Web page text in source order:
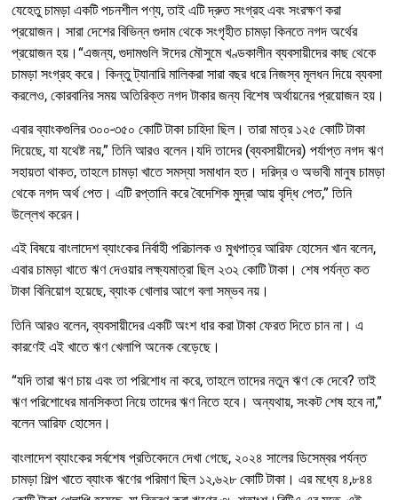
যেহেতু চামড়া একটি পচনশীল পণ্য, তাই এটি দ্রুত সংগ্রহ এবং সংরক্ষণ করা
প্রয়োজন। সারা দেশের বিভিন্ন গুদাম থেকে সংগৃহীত চামড়া কিনতে নগদ অর্থের
প্রয়োজন হয়।“এজন্য, গুদামগুলি ঈদের মৌসুমে খণ্ডকালীন ব্যবসায়ীদের কাছ থেকে
চামড়া সংগ্রহ করে। কিন্তু ট্যানারি মালিকরা সারা বছর ধরে নিজস্ব মূলধন দিয়ে ব্যবসা
করলেও, কোরবানির সময় অতিরিক্ত নগদ টাকার জন্য বিশেষ অর্থায়নের প্রয়োজন হয়।
এবার ব্যাংকগুলির ৩০০-৩৫০ কোটি টাকা চাহিদা ছিল। তারা মাত্র ১২৫ কোটি টাকা
দিয়েছে, যা যথেষ্ট নয়,” তিনি আরও বলেন।যদি তাদের (ব্যবসায়ীদের) পর্যাপ্ত নগদ ঋণ
সহায়তা থাকত, তাহলে চামড়া খাতে সমস্যা সমাধান হত। দরিদ্র ও অভাবী মানুষ চামড়া
থেকে নগদ অর্থ পেত। এটি রপ্তানি করে বৈদেশিক মুদ্রা আয় বৃদ্ধি পেত,” তিনি
উল্লেখ করেন।
এই বিষয়ে বাংলাদেশ ব্যাংকের নির্বাহী পরিচালক ও মুখপাত্র আরিফ হোসেন খান বলেন,
এবার চামড়া খাতে ঋণ দেওয়ার লক্ষ্যমাত্রা ছিল ২৩২ কোটি টাকা। শেষ পর্যন্ত কত
টাকা বিনিয়োগ হয়েছে, ব্যাংক খোলার আগে বলা সম্ভব নয়।
তিনি আরও বলেন, ব্যবসায়ীদের একটি অংশ ধার করা টাকা ফেরত দিতে চান না। এ
কারণেই এই খাতে ঋণ খেলাপি অনেক বেড়েছে।
“যদি তারা ঋণ চায় এবং তা পরিশোধ না করে, তাহলে তাদের নতুন ঋণ কে দেবে? তাই
ঋণ পরিশোধের মানসিকতা নিয়ে তাদের ঋণ নিতে হবে। অন্যথায়, সংকট শেষ হবে না,”
বলেন আরিফ হোসেন।
বাংলাদেশ ব্যাংকের সর্বশেষ প্রতিবেদনে দেখা গেছে, ২০২৪ সালের ডিসেম্বর পর্যন্ত
চামড়া শিল্প খাতে ব্যাংক ঋণের পরিমাণ ছিল ১২,৬২৮ কোটি টাকা। এর মধ্যে ৪,৮৪৪